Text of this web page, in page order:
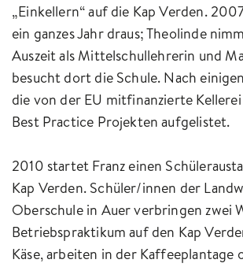
„Einkellern“ auf die Kap Verden.
ein ganzes Jahr draus; Theolinde
Auszeit als Mittelschullehrerin und
besucht dort die Schule. Nach
die von der EU mitfinanzierte
Best Practice Projekten aufgelistet.
2010 startet Franz einen
Kap Verden. Schüler/innen der
Oberschule in Auer verbringen zwei
Betriebspraktikum auf den Kap
Käse, arbeiten in der Kaffeeplantage